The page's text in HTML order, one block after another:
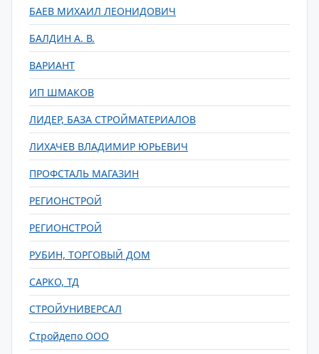
БАЕВ МИХАИЛ ЛЕОНИДОВИЧ
БАЛДИН А. В.
ВАРИАНТ
ИП ШМАКОВ
ЛИДЕР, БАЗА СТРОЙМАТЕРИАЛОВ
ЛИХАЧЕВ ВЛАДИМИР ЮРЬЕВИЧ
ПРОФСТАЛЬ МАГАЗИН
РЕГИОНСТРОЙ
РЕГИОНСТРОЙ
РУБИН, ТОРГОВЫЙ ДОМ
САРКО, ТД
СТРОЙУНИВЕРСАЛ
Стройдепо ООО